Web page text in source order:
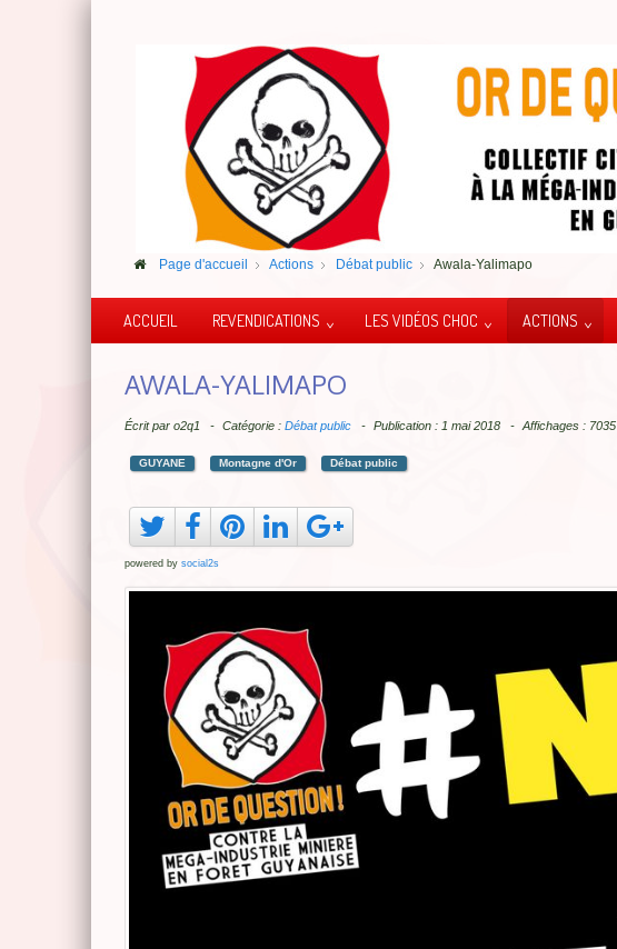
Page d'accueil Actions Débat public Awala-Yalimapo
ACCUEIL REVENDICATIONS LES VIDÉOS CHOC ACTIONS
AWALA-YALIMAPO
Écrit par o2q1 Catégorie : Débat public Publication : 1 mai 2018 Affichages : 7035
GUYANE Montagne d'Or Débat public
powered by social2s